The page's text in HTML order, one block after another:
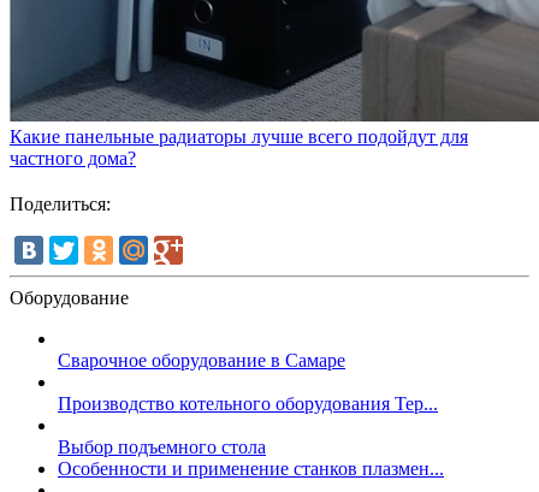
Какие панельные радиаторы лучше всего подойдут для
частного дома?
Поделиться:
Оборудование
Сварочное оборудование в Самаре
Производство котельного оборудования Тер...
Выбор подъемного стола
Особенности и применение станков плазмен...